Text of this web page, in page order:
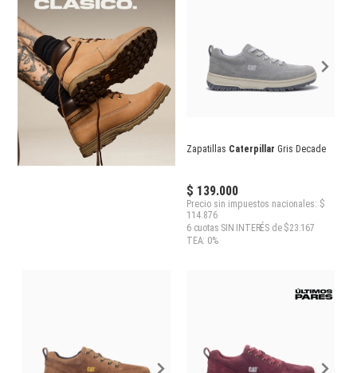
Zapatillas Caterpillar Gris Decade
$ 139.000
Precio sin impuestos nacionales: $
114.876
6 cuotas SIN INTERÉS de $23.167
TEA: 0%